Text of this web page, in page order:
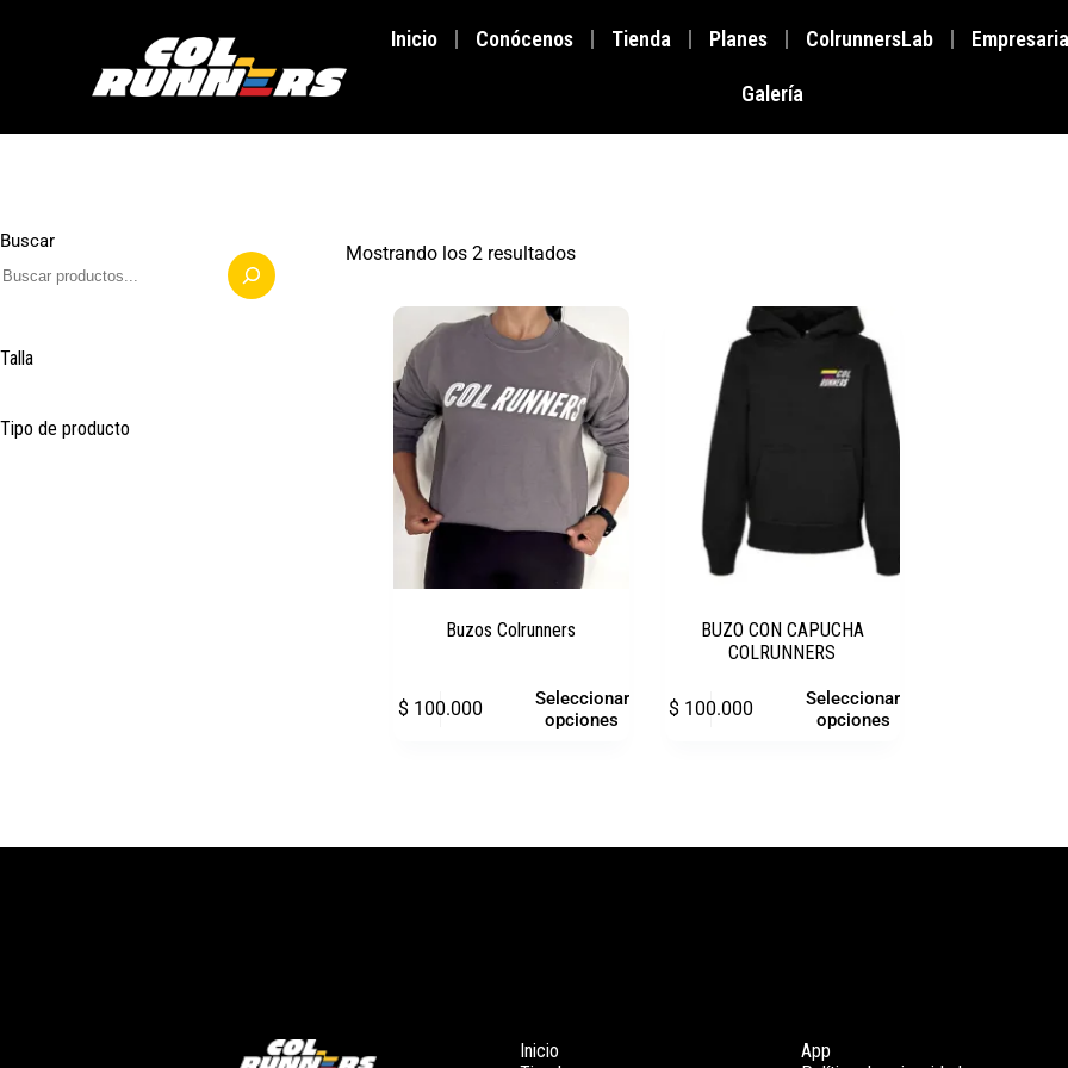
Inicio Conócenos Tienda Planes ColrunnersLab Empresarial
Galería
Mostrando los 2 resultados
Buzos Colrunners
$ 100.000
Seleccionar
opciones
BUZO CON CAPUCHA
COLRUNNERS
$ 100.000
Seleccionar
opciones
Buscar
Talla
Tipo de producto
Inicio
App